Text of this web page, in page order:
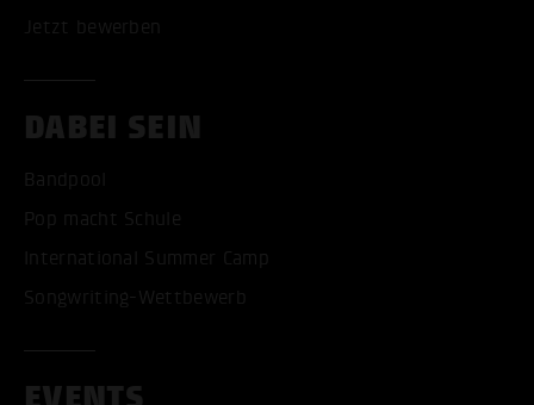
Jetzt bewerben
DABEI SEIN
Bandpool
Pop macht Schule
International Summer Camp
Songwriting-Wettbewerb